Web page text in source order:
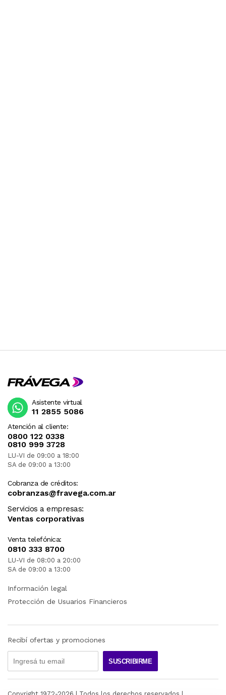
Atención al cliente:
0800 122 0338
0810 999 3728
LU-VI de 09:00 a 18:00
SA de 09:00 a 13:00
Cobranza de créditos:
cobranzas@fravega.com.ar
Servicios a empresas:
Ventas corporativas
Venta telefónica:
0810 333 8700
LU-VI de 08:00 a 20:00
SA de 09:00 a 13:00
Asistente virtual
11 2855 5086
Información legal
Protección de Usuarios Financieros
Recibí ofertas y promociones
SUSCRIBIRME